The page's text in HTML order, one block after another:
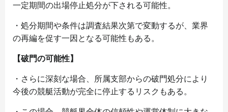
一定期間の出場停止処分が下される可能性。
・処分期間や条件は調査結果次第で変動するが、業界
の再編を促す一因となる可能性もある。
【破門の可能性】
・さらに深刻な場合、所属支部からの破門処分により
今後の競艇活動が完全に停止するリスクもある。